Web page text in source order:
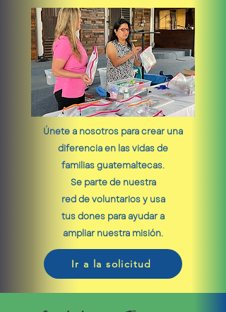
Únete a nosotros para crear una
diferenciaen las vidas de
familias guatemaltecas.
Se parte de nuestra
red de voluntarios y usa
tus dones para ayudar a
ampliar nuestra misión.
Ir a la solicitud